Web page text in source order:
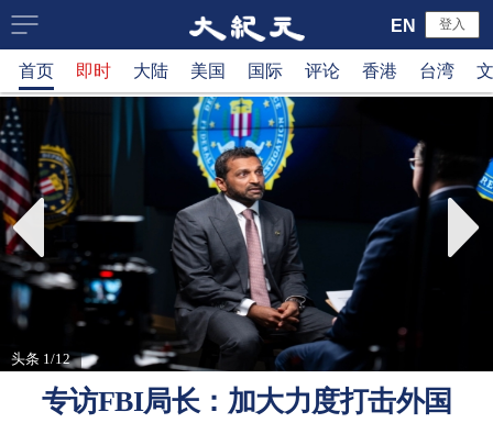
大
纪
元
新
闻
网
登入
EN
首页 即时 大陆 美国 国际 评论 香港 台湾
头条 1/12
专访FBI局长：加大力度打击外国